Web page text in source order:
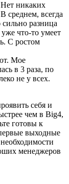
Нет никаких
среднем, всегда
разница
что-то умеет
С ростом
Мое
в 3 раза, по
не у всех.
себя и
чем в Big4,
готовы к
выходные
менеджеров